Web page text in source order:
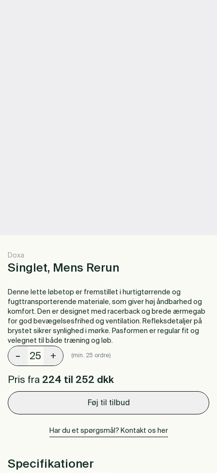
Doxa
Singlet, Mens Rerun
Denne lette løbetop er fremstillet i hurtigtørrende og
fugttransporterende materiale, som giver høj åndbarhed og
komfort. Den er designet med racerback og brede ærmegab
for god bevægelsesfrihed og ventilation. Refleksdetaljer på
brystet sikrer synlighed i mørke. Pasformen er regular fit og
velegnet til både træning og løb.
- + (min. 25 ordre)
Pris fra 224 til 252 dkk
Føj til tilbud
Har du et spørgsmål? Kontakt os her
Specifikationer